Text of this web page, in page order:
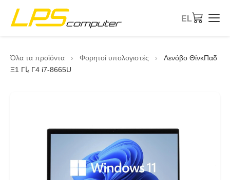
EL
Σχετικά με την εταιρεία
Όλα τα προϊόντα › Φορητοί υπολογιστές ›
Λενόβο ΘίνκΠαδ
Ξ1 Γیا Γ4 i7-8665U